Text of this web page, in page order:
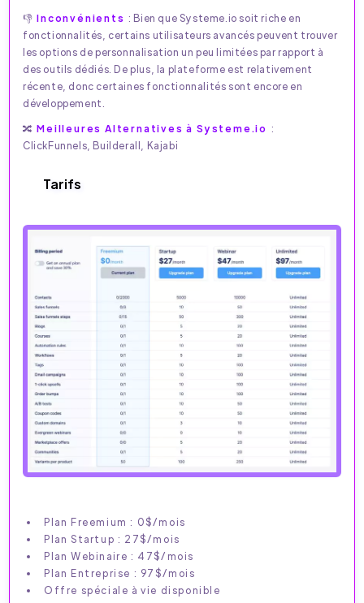
👎 Inconvénients : Bien que Systeme.io soit riche en
fonctionnalités, certains utilisateurs avancés peuvent trouver
les options de personnalisation un peu limitées par rapport à
des outils dédiés. De plus, la plateforme est relativement
récente, donc certaines fonctionnalités sont encore en
développement.
🔀 Meilleures Alternatives à Systeme.io :
ClickFunnels, Builderall, Kajabi
Tarifs
Plan Freemium : 0$/mois
Plan Startup : 27$/mois
Plan Webinaire : 47$/mois
Plan Entreprise : 97$/mois
Offre spéciale à vie disponible